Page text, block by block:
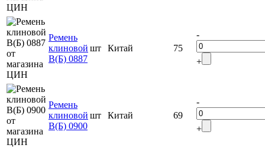
Ремень
клиновой
В(Б) 0887
шт Китай 75
-
+
Ремень
клиновой
В(Б) 0900
шт Китай 69
-
+